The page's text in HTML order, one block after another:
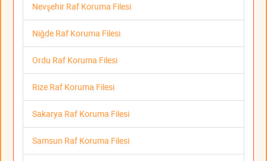
Nevşehir Raf Koruma Filesi
Niğde Raf Koruma Filesi
Ordu Raf Koruma Filesi
Rize Raf Koruma Filesi
Sakarya Raf Koruma Filesi
Samsun Raf Koruma Filesi